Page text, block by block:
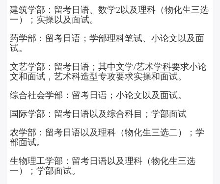
建筑学部：留考日语、数学2以及理科（物化生三选
一）；实操以及面试。
药学部：留考日语；学部理科笔试、小论文以及面
试。
文艺学部：留考日语；其中文学/艺术学科要求小论
文和面试，艺术科造型专攻要求实操和面试。
综合社会学部：留考日语；小论文以及面试。
国际学部：留考日语以及综合科目；学部面试
农学部：留考日语以及理科（物化生三选二）；学
部面试。
生物理工学部：留考日语以及理科（物化生三选
一）；学部面试。